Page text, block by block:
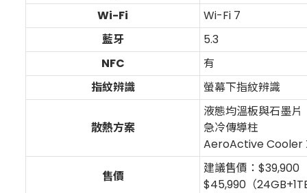
Wi-Fi
Wi-Fi 7
藍牙
5.3
NFC
有
指紋辨識
螢幕下指紋辨識
散熱方案
液態均溫板與石墨片
急冷傳導柱
AeroActive Cooler
售價
建議售價：$39,900
$45,990（